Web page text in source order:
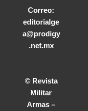
Correo:
editorialge
a@prodigy
.net.mx
© Revista
Militar
Armas –